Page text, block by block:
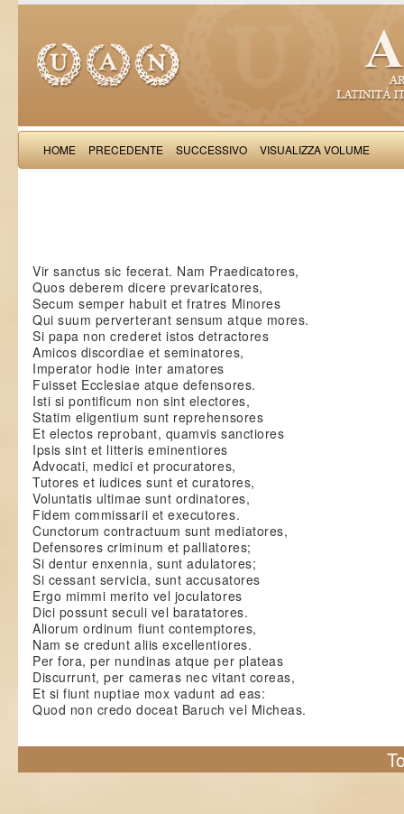
HOME PRECEDENTE SUCCESSIVO VISUALIZZA VOLUME
Vir sanctus sic fecerat. Nam Praedicatores,
Quos deberem dicere prevaricatores,
Secum semper habuit et fratres Minores
Qui suum perverterant sensum atque mores.
Si papa non crederet istos detractores
Amicos discordiae et seminatores,
Imperator hodie inter amatores
Fuisset Ecclesiae atque defensores.
Isti si pontificum non sint electores,
Statim eligentium sunt reprehensores
Et electos reprobant, quamvis sanctiores
Ipsis sint et litteris eminentiores
Advocati, medici et procuratores,
Tutores et iudices sunt et curatores,
Voluntatis ultimae sunt ordinatores,
Fidem commissarii et executores.
Cunctorum contractuum sunt mediatores,
Defensores criminum et palliatores;
Si dentur enxennia, sunt adulatores;
Si cessant servicia, sunt accusatores
Ergo mimmi merito vel joculatores
Dici possunt seculi vel baratatores.
Aliorum ordinum fiunt contemptores,
Nam se credunt aliis excellentiores.
Per fora, per nundinas atque per plateas
Discurrunt, per cameras nec vitant coreas,
Et si fiunt nuptiae mox vadunt ad eas:
Quod non credo doceat Baruch vel Micheas.